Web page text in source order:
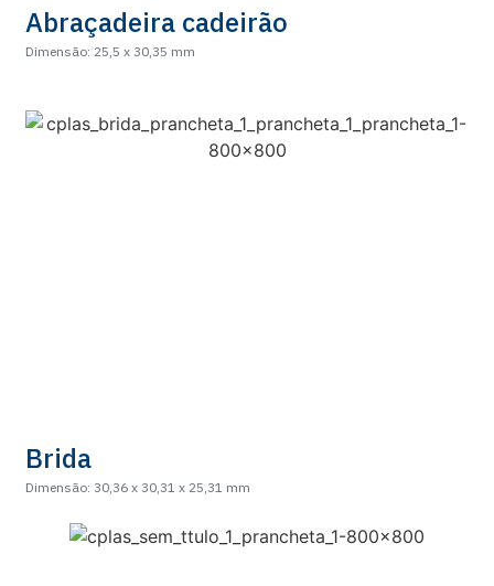
Abraçadeira cadeirão
Dimensão: 25,5 x 30,35 mm
Brida
Dimensão: 30,36 x 30,31 x 25,31 mm